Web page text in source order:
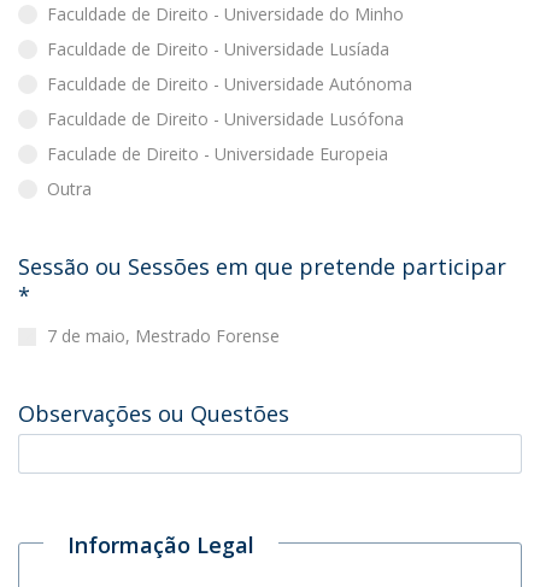
Faculdade de Direito - Universidade do Minho
Faculdade de Direito - Universidade Lusíada
Faculdade de Direito - Universidade Autónoma
Faculdade de Direito - Universidade Lusófona
Faculade de Direito - Universidade Europeia
Outra
Sessão ou Sessões em que pretende participar
*
7 de maio, Mestrado Forense
Observações ou Questões
Informação Legal